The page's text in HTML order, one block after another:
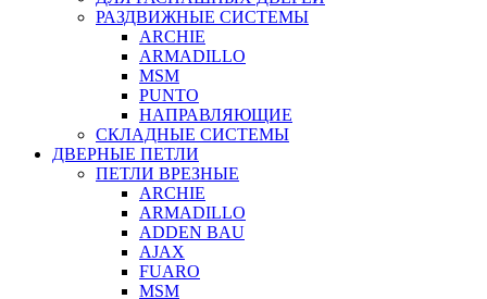
РАЗДВИЖНЫЕ СИСТЕМЫ
ARCHIE
ARMADILLO
MSM
PUNTO
НАПРАВЛЯЮЩИЕ
СКЛАДНЫЕ СИСТЕМЫ
ДВЕРНЫЕ ПЕТЛИ
ПЕТЛИ ВРЕЗНЫЕ
ARCHIE
ARMADILLO
ADDEN BAU
AJAX
FUARO
MSM